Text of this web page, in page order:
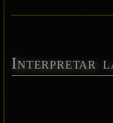
Interpretar